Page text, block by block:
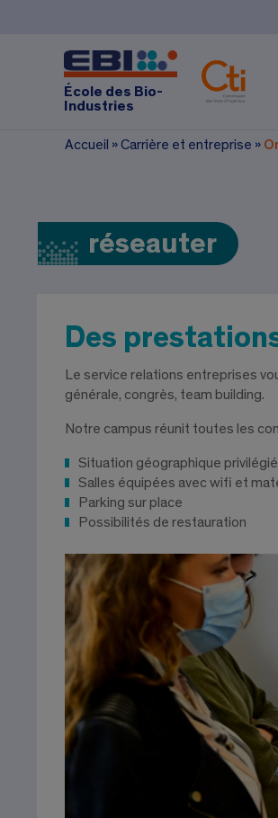
École des Bio-
Industries
Accueil »Carrière et entreprise »
réseauter
Des
Le service relations entreprises
générale, congrès, team building.
Notre campus réunit toutes les
Situation géographique
Salles équipées avec wifi et
Parking sur place
Possibilités de restauration